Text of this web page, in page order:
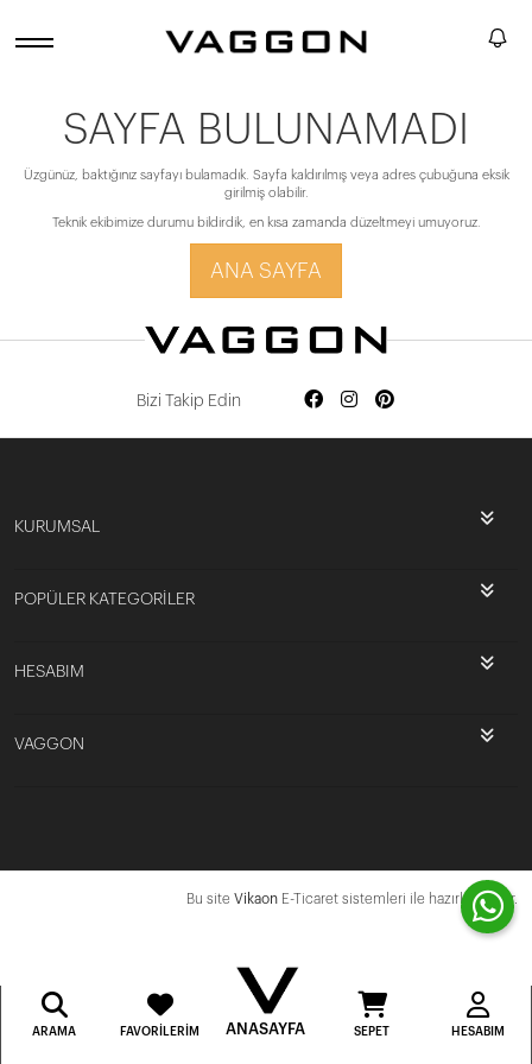
SAYFA BULUNAMADI
Üzgünüz, baktığınız sayfayı bulamadık. Sayfa kaldırılmış veya adres çubuğuna eksik
girilmiş olabilir.
Teknik ekibimize durumu bildirdik, en kısa zamanda düzeltmeyi umuyoruz.
ANA SAYFA
Bizi Takip Edin
KURUMSAL
POPÜLER KATEGORİLER
HESABIM
VAGGON
Bu site Vikaon E-Ticaret sistemleri ile hazırlanmıştır.
ARAMA FAVORILERIM ANASAYFA SEPET HESABIM